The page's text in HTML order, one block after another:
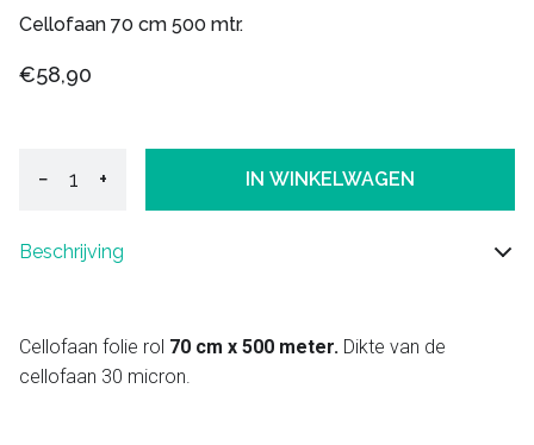
Cellofaan 70 cm 500 mtr.
€58,90
− + IN WINKELWAGEN
Beschrijving
Cellofaan folie rol 70 cm x 500 meter. Dikte van de
cellofaan 30 micron.